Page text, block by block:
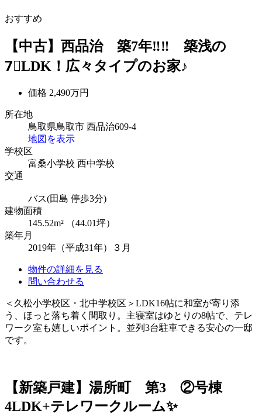
おすすめ
【中古】西品治 築7年‼‼ 築浅の
7⃣LDK！広々タイプのお家♪
価格 2,490万円
所在地
鳥取県鳥取市 西品治609-4
地図を表示
学校区
富桑小学校 西中学校
交通
バス(田島 停歩3分)
建物面積
145.52m² （44.01坪）
築年月
2019年（平成31年）３月
物件の詳細を見る
問い合わせる
＜久松小学校区・北中学校区＞LDK16帖に和室が寄り添
う、ほっと落ち着く間取り。主寝室はゆとりの8帖で、テレ
ワーク室も嬉しいポイント。並列3台駐車できる安心の一邸
です。
【新築戸建】湯所町 第3 ②号棟
4LDK+テレワークルーム✨